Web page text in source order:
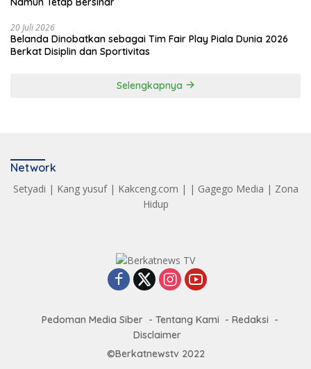
20 Juli 2026
Belanda Dinobatkan sebagai Tim Fair Play Piala Dunia 2026
Berkat Disiplin dan Sportivitas
Selengkapnya
Network
Setyadi | Kang yusuf| Kakceng.com | | Gagego Media | Zona
Hidup
Pedoman Media Siber Tentang Kami
Redaksi
Disclaimer
©Berkatnewstv 2022